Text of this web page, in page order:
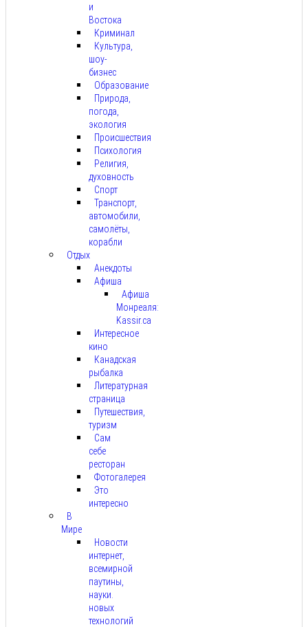
и
Востока
Криминал
Культура,
шоу-
бизнес
Образование
Природа,
погода,
экология
Происшествия
Психология
Религия,
духовность
Спорт
Транспорт,
автомобили,
самолёты,
корабли
Отдых
Анекдоты
Афиша
Афиша
Монреаля:
Kassir.ca
Интересное
кино
Канадская
рыбалка
Литературная
страница
Путешествия,
туризм
Сам
себе
ресторан
Фотогалерея
Это
интересно
В
Мире
Новости
интернет,
всемирной
паутины,
науки.
новых
технологий